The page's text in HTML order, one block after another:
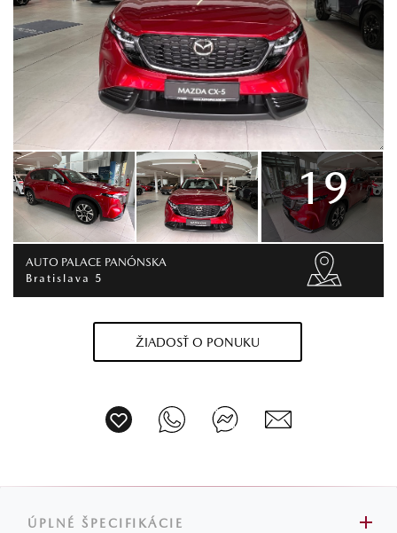
19
AUTO PALACE PANÓNSKA
Bratislava 5
ŽIADOSŤ O PONUKU
ÚPLNÉ ŠPECIFIKÁCIE